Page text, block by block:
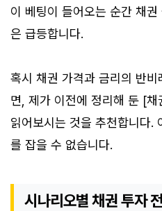
이 베팅이 들어오는 순간 채
은 급등합니다.
혹시 채권 가격과 금리의 반
면, 제가 이전에 정리해 둔 [
읽어보시는 것을 추천합니다.
를 잡을 수 없습니다.
시나리오별 채권 투자